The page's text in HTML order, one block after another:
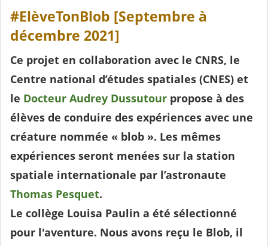
#ElèveTonBlob [Septembre à
décembre 2021]
Ce projet en collaboration avec le CNRS, le
Centre national d’études spatiales (CNES) et
le Docteur Audrey Dussutour propose à des
élèves de conduire des expériences avec une
créature nommée « blob ». Les mêmes
expériences seront menées sur la station
spatiale internationale par l’astronaute
Thomas Pesquet.
Le collège Louisa Paulin a été sélectionné
pour l'aventure. Nous avons reçu le Blob, il